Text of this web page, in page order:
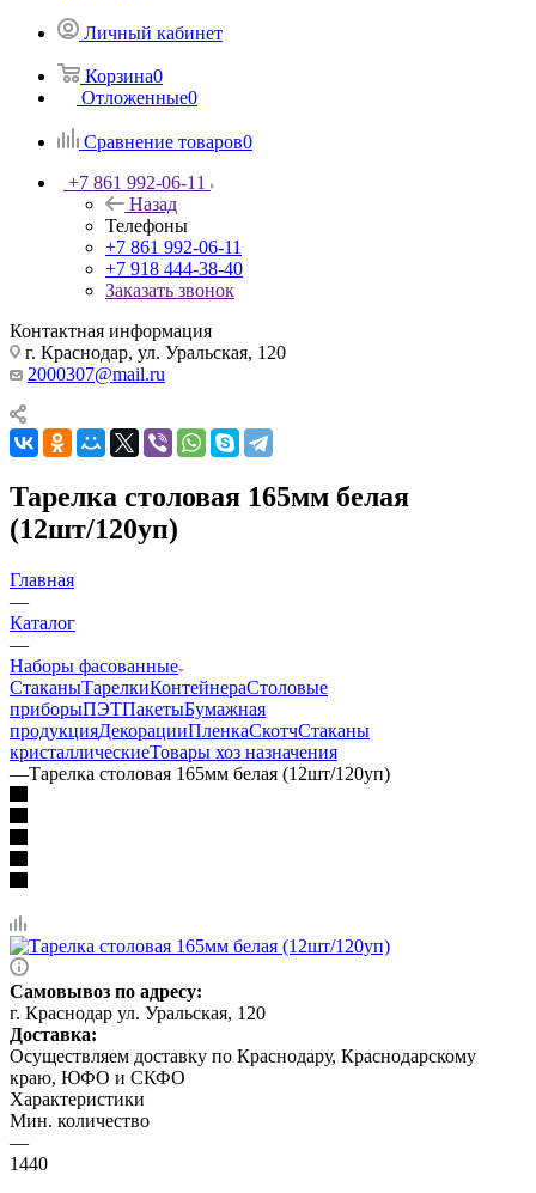
Личный кабинет
Корзина0
Отложенные0
Сравнение товаров0
+7 861 992-06-11
Назад
Телефоны
+7 861 992-06-11
+7 918 444-38-40
Заказать звонок
Контактная информация
г. Краснодар, ул. Уральская, 120
2000307@mail.ru
Тарелка столовая 165мм белая
(12шт/120уп)
Главная
—
Каталог
—
Наборы фасованные
СтаканыТарелкиКонтейнераСтоловые
приборыПЭТПакетыБумажная
продукцияДекорацииПленкаСкотчСтаканы
кристаллическиеТовары хоз назначения
—Тарелка столовая 165мм белая (12шт/120уп)
Самовывоз по адресу:
г. Краснодар ул. Уральская, 120
Доставка:
Осуществляем доставку по Краснодару, Краснодарскому
краю, ЮФО и СКФО
Характеристики
Мин. количество
—
1440